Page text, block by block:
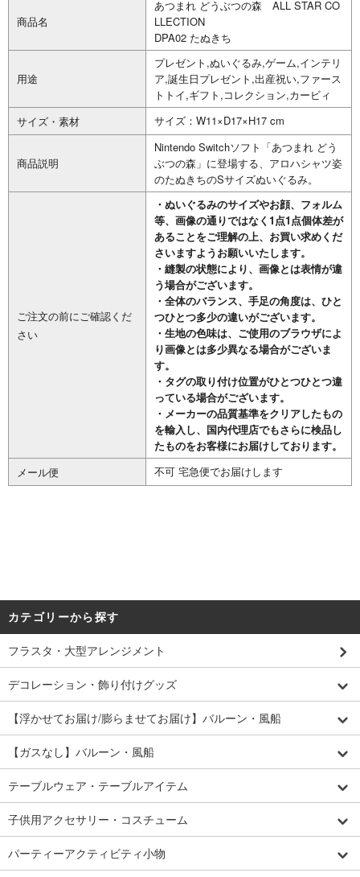
商品名
あつまれ どうぶつの森 ALL STAR CO
LLECTION
DPA02 たぬきち
用途
プレゼント,ぬいぐるみ,ゲーム,インテリ
ア,誕生日プレゼント,出産祝い,ファース
トトイ,ギフト,コレクション,カービィ
サイズ・素材
サイズ：W11×D17×H17 cm
商品説明
Nintendo Switchソフト「あつまれ どう
ぶつの森」に登場する、アロハシャツ姿
のたぬきちのSサイズぬいぐるみ。
ご注文の前にご確認くだ
さい
・ぬいぐるみのサイズやお顔、フォルム
等、画像の通りではなく1点1点個体差が
あることをご理解の上、お買い求めくだ
さいますようお願いいたします。
・縫製の状態により、画像とは表情が違
う場合がございます。
・全体のバランス、手足の角度は、ひと
つひとつ多少の違いがございます。
・生地の色味は、ご使用のブラウザによ
り画像とは多少異なる場合がございま
す。
・タグの取り付け位置がひとつひとつ違
っている場合がございます。
・メーカーの品質基準をクリアしたもの
を輸入し、国内代理店でもさらに検品し
たものをお客様にお届けしております。
メール便
不可 宅急便でお届けします
カテゴリーから探す
フラスタ・大型アレンジメント
デコレーション・飾り付けグッズ
【浮かせてお届け/膨らませてお届け】バルーン・風船
【ガスなし】バルーン・風船
テーブルウェア・テーブルアイテム
子供用アクセサリー・コスチューム
パーティーアクティビティ小物